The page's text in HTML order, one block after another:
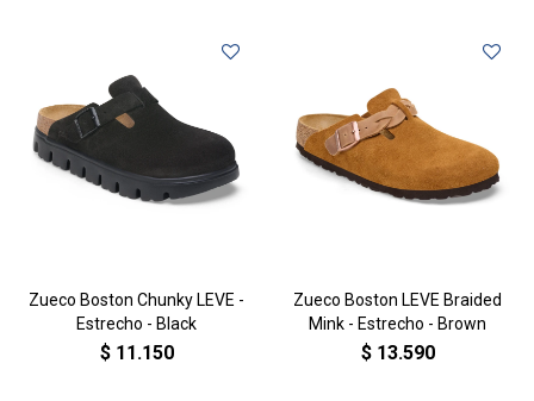
Zueco Boston Chunky LEVE -
Estrecho - Black
$ 11.150
Zueco Boston LEVE Braided
Mink - Estrecho - Brown
$ 13.590